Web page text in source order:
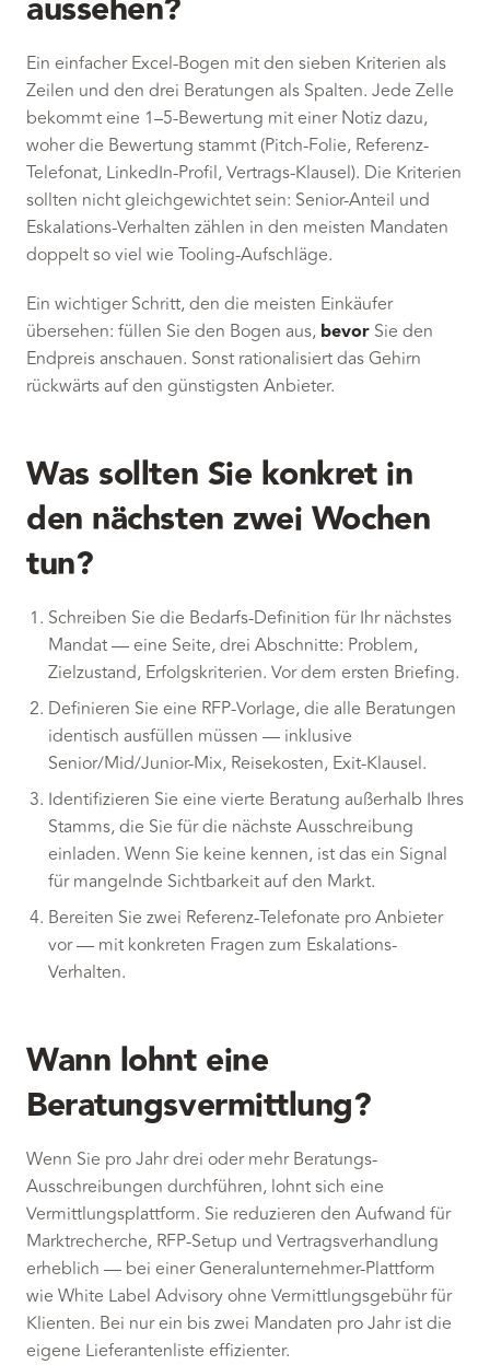
Ein einfacher Excel-Bogen mit den sieben Kriterien als
Zeilen und den drei Beratungen als Spalten. Jede Zelle
bekommt eine 1–5-Bewertung mit einer Notiz dazu,
woher die Bewertung stammt (Pitch-Folie, Referenz-
Telefonat, LinkedIn-Profil, Vertrags-Klausel). Die Kriterien
sollten nicht gleichgewichtet sein: Senior-Anteil und
Eskalations-Verhalten zählen in den meisten Mandaten
doppelt so viel wie Tooling-Aufschläge.
Ein wichtiger Schritt, den die meisten Einkäufer
übersehen: füllen Sie den Bogen aus, bevor Sie den
Endpreis anschauen. Sonst rationalisiert das Gehirn
rückwärts auf den günstigsten Anbieter.
Was sollten Sie konkret in
den nächsten zwei Wochen
tun?
Schreiben Sie die Bedarfs-Definition für Ihr nächstes
Mandat — eine Seite, drei Abschnitte: Problem,
Zielzustand, Erfolgskriterien. Vor dem ersten Briefing.
Definieren Sie eine RFP-Vorlage, die alle Beratungen
identisch ausfüllen müssen — inklusive
Senior/Mid/Junior-Mix, Reisekosten, Exit-Klausel.
Identifizieren Sie eine vierte Beratung außerhalb Ihres
Stamms, die Sie für die nächste Ausschreibung
einladen. Wenn Sie keine kennen, ist das ein Signal
für mangelnde Sichtbarkeit auf den Markt.
Bereiten Sie zwei Referenz-Telefonate pro Anbieter
vor — mit konkreten Fragen zum Eskalations-
Verhalten.
Wann lohnt eine
Beratungsvermittlung?
Wenn Sie pro Jahr drei oder mehr Beratungs-
Ausschreibungen durchführen, lohnt sich eine
Vermittlungsplattform. Sie reduzieren den Aufwand für
Marktrecherche, RFP-Setup und Vertragsverhandlung
erheblich — bei einer Generalunternehmer-Plattform
wie White Label Advisory ohne Vermittlungsgebühr für
Klienten. Bei nur ein bis zwei Mandaten pro Jahr ist die
eigene Lieferantenliste effizienter.